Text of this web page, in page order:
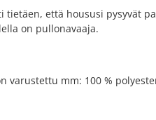
tietäen, että housusi pysyvät
on pullonavaaja.
varustettu mm: 100 %